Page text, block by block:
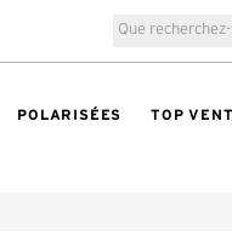
POLARISÉES TOP